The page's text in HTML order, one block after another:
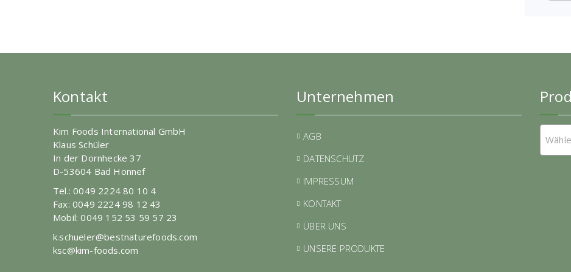
Kontakt
Kim Foods International GmbH
Klaus Schüler
In der Dornhecke 37
D-53604 Bad Honnef
Tel.: 0049 2224 80 10 4
Fax: 0049 2224 98 12 43
Mobil: 0049 152 53 59 57 23
k.schueler@bestnaturefoods.com
ksc@kim-foods.com
Unternehmen
AGB
DATENSCHUTZ
IMPRESSUM
KONTAKT
ÜBER UNS
UNSERE PRODUKTE